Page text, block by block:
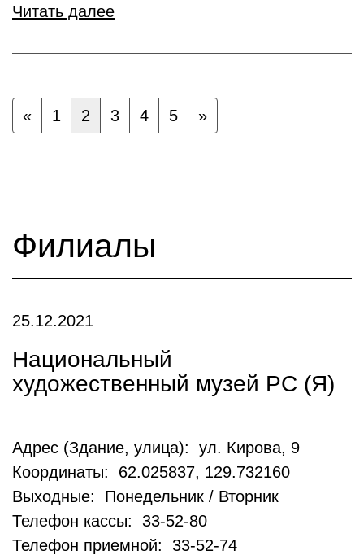
Читать далее
« 1 2 3 4 5 »
Филиалы
25.12.2021
Национальный
художественный музей РС (Я)
Адрес (Здание, улица): ул. Кирова, 9
Координаты: 62.025837, 129.732160
Выходные: Понедельник / Вторник
Телефон кассы: 33-52-80
Телефон приемной: 33-52-74